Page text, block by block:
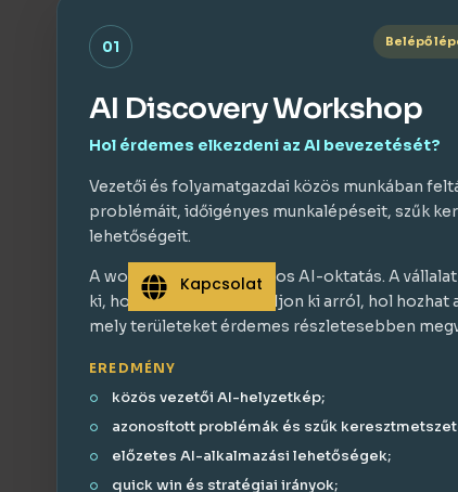
01 Belépő
AI Discovery Workshop
Hol érdemes elkezdeni az AI bevezetését?
Vezetői és folyamatgazdai közös munkában
problémáit, időigényes munkalépéseit, szűk
lehetőségeit.
A workshop nem általános AI-oktatás. A
ki, hogy közös kép alakuljon ki arról, hol hozhat
mely területeket érdemes részletesebben
EREDMÉNY
közös vezetői AI-helyzetkép;
azonosított problémák és szűk
előzetes AI-alkalmazási lehetőségek;
quick win és stratégiai irányok;
Kapcsolat